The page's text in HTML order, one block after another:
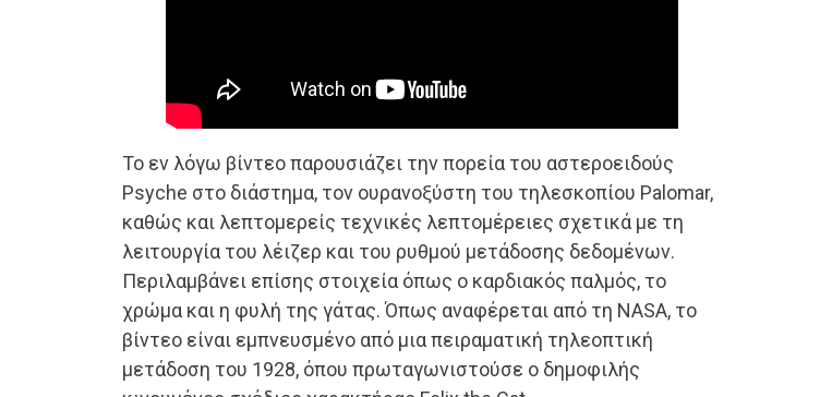
Το εν λόγω βίντεο παρουσιάζει την πορεία του αστεροειδούς
Psyche στο διάστημα, τον ουρανοξύστη του τηλεσκοπίου Palomar,
καθώς και λεπτομερείς τεχνικές λεπτομέρειες σχετικά με τη
λειτουργία του λέιζερ και του ρυθμού μετάδοσης δεδομένων.
Περιλαμβάνει επίσης στοιχεία όπως ο καρδιακός παλμός, το
χρώμα και η φυλή της γάτας. Όπως αναφέρεται από τη NASA, το
βίντεο είναι εμπνευσμένο από μια πειραματική τηλεοπτική
μετάδοση του 1928, όπου πρωταγωνιστούσε ο δημοφιλής